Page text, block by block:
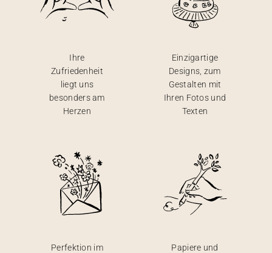
Ihre
Zufriedenheit
liegt uns
besonders am
Herzen
Einzigartige
Designs, zum
Gestalten mit
Ihren Fotos und
Texten
Perfektion im
Papiere und